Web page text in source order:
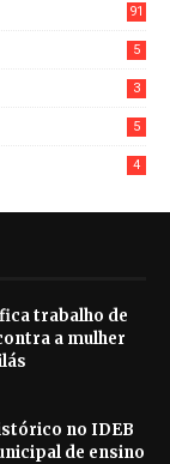
91
5
3
5
4
trabalho de
a mulher
no IDEB
de ensino